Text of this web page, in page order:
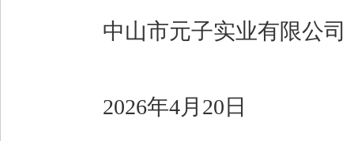
中山市元子实业有限公司
2026年4月20日